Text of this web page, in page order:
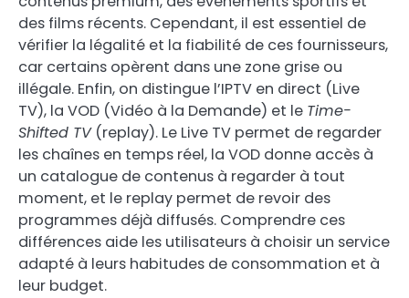
des films récents. Cependant, il est essentiel de
vérifier la légalité et la fiabilité de ces fournisseurs,
car certains opèrent dans une zone grise ou
illégale. Enfin, on distingue l’IPTV en direct (Live
TV), la VOD (Vidéo à la Demande) et le Time-
Shifted TV(replay). Le Live TV permet de regarder
les chaînes en temps réel, la VOD donne accès à
un catalogue de contenus à regarder à tout
moment, et le replay permet de revoir des
programmes déjà diffusés. Comprendre ces
différences aide les utilisateurs à choisir un service
adapté à leurs habitudes de consommation et à
leur budget.